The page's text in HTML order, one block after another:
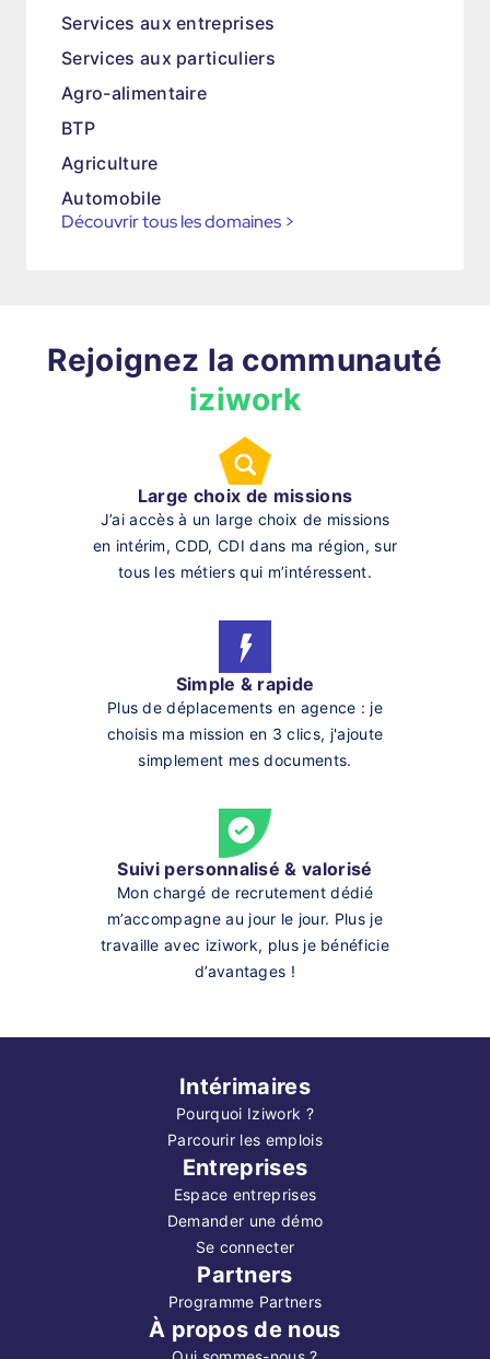
Services aux entreprises
Services aux particuliers
Agro-alimentaire
BTP
Agriculture
Automobile
Découvrir tous les domaines >
Rejoignez la communauté
iziwork
Large choix de missions
J’ai accès à un large choix de missions
en intérim, CDD, CDI dans ma région, sur
tous les métiers qui m’intéressent.
Simple & rapide
Plus de déplacements en agence : je
choisis ma mission en 3 clics, j'ajoute
simplement mes documents.
Suivi personnalisé & valorisé
Mon chargé de recrutement dédié
m’accompagne au jour le jour. Plus je
travaille avec iziwork, plus je bénéficie
d’avantages !
Intérimaires
Pourquoi Iziwork ?
Parcourir les emplois
Entreprises
Espace entreprises
Demander une démo
Se connecter
Partners
Programme Partners
À propos de nous